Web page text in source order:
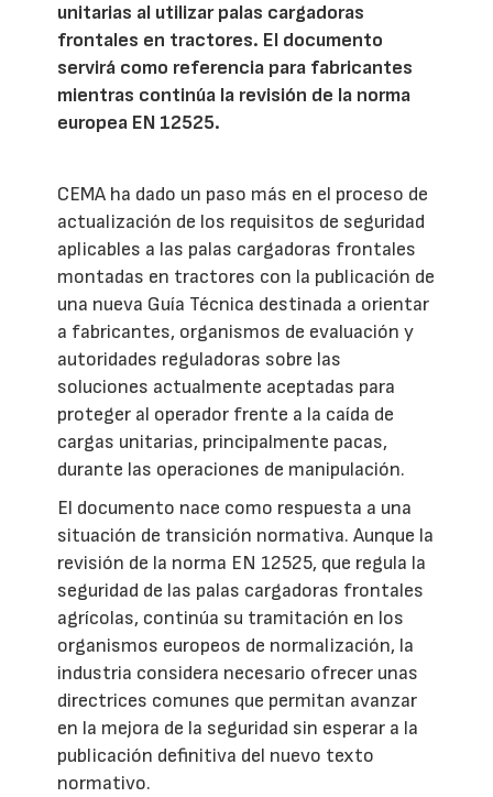
unitarias al utilizar palas cargadoras
frontales en tractores. El documento
servirá como referencia para fabricantes
mientras continúa la revisión de la norma
europea EN 12525.
CEMA ha dado un paso más en el proceso de
actualización de los requisitos de seguridad
aplicables a las palas cargadoras frontales
montadas en tractores con la publicación de
una nueva Guía Técnica destinada a orientar
a fabricantes, organismos de evaluación y
autoridades reguladoras sobre las
soluciones actualmente aceptadas para
proteger al operador frente a la caída de
cargas unitarias, principalmente pacas,
durante las operaciones de manipulación.
El documento nace como respuesta a una
situación de transición normativa. Aunque la
revisión de la norma EN 12525, que regula la
seguridad de las palas cargadoras frontales
agrícolas, continúa su tramitación en los
organismos europeos de normalización, la
industria considera necesario ofrecer unas
directrices comunes que permitan avanzar
en la mejora de la seguridad sin esperar a la
publicación definitiva del nuevo texto
normativo.